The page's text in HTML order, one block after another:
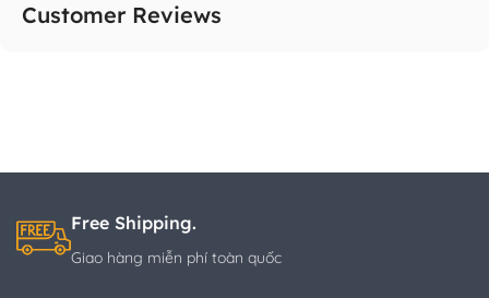
Customer Reviews
Free Shipping.
Giao hàng miễn phí toàn quốc